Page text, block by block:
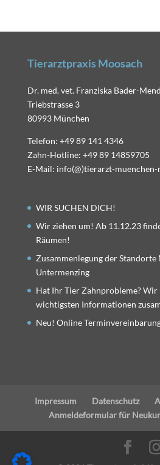
Tierarztpraxis Moosach
Dr. med. vet. Franziska Bader-
Triebstrasse 3
80993 München
Telefon: +49 89 141 4346
Zahn-Hotline: +49 89 14859705
E-Mail: info(@)tierarzt-muenchen-
WIR SUCHEN DICH!
Wir ziehen um! Ab 11.12.23
Räumen!
Zusammenlegung der Standorte
Untermenzing
Hat Ihr Tier Zahnprobleme? Wir
wichtigsten Informationen
Neu! Online
Impressum Datenschutz
Anmeldeformular für